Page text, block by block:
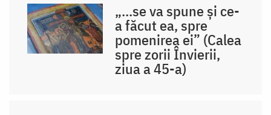
„...se va spune și ce-
a făcut ea, spre
pomenirea ei” (Calea
spre zorii Învierii,
ziua a 45-a)